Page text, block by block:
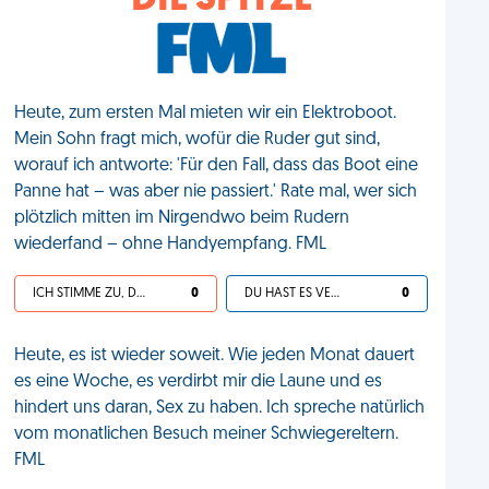
Heute, zum ersten Mal mieten wir ein Elektroboot.
Mein Sohn fragt mich, wofür die Ruder gut sind,
worauf ich antworte: 'Für den Fall, dass das Boot eine
Panne hat – was aber nie passiert.' Rate mal, wer sich
plötzlich mitten im Nirgendwo beim Rudern
wiederfand – ohne Handyempfang. FML
ICH STIMME ZU, DEIN LEBEN IST SCHEISSE 0 DU HAST ES VERDIENT 0
Heute, es ist wieder soweit. Wie jeden Monat dauert
es eine Woche, es verdirbt mir die Laune und es
hindert uns daran, Sex zu haben. Ich spreche natürlich
vom monatlichen Besuch meiner Schwiegereltern.
FML